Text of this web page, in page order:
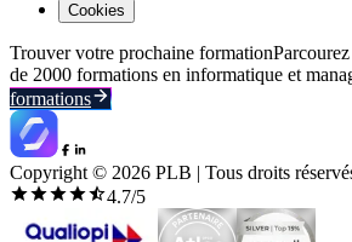
Cookies
Trouver votre prochaine formation
de 2000 formations en informatique et
formations
Copyright © 2026 PLB | Tous droits
4.7/5